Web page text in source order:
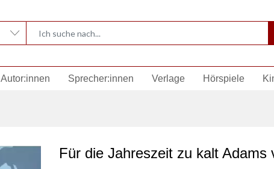
Autor:innen Sprecher:innen Verlage Hörspiele
Für die Jahreszeit zu kalt Adams